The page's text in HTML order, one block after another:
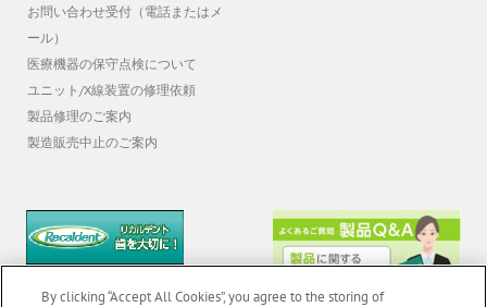
お問い合わせ受付（電話またはメ
ール）
医療機器の保守点検について
ユニット/X線装置の修理依頼
製品修理のご案内
製造販売中止のご案内
By clicking “Accept All Cookies”, you agree to the storing of